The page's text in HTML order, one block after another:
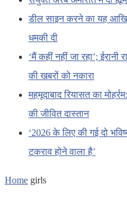
डील साइन करने का यह
धमकी दी
‘मैं कहीं नहीं जा रहा’;
की खबरों को नकारा
महमूदाबाद रियासत का
की जीवित दास्तान
‘2026 के लिए की गई दो
टकराव होने वाला है’
Home girls